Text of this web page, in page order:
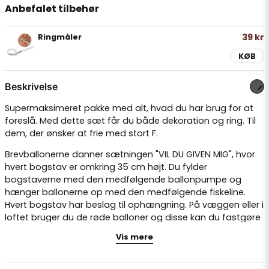
Anbefalet tilbehør
Ringmåler 39 kr
KØB
Beskrivelse
Supermaksimeret pakke med alt, hvad du har brug for at
foreslå. Med dette sæt får du både dekoration og ring. Til
dem, der ønsker at frie med stort F.
Brevballonerne danner sætningen "VIL DU GIVEN MIG", hvor
hvert bogstav er omkring 35 cm højt. Du fylder
bogstaverne med den medfølgende ballonpumpe og
hænger ballonerne op med den medfølgende fiskeline.
Hvert bogstav har beslag til ophængning. På væggen eller i
loftet bruger du de røde balloner og disse kan du fastgøre
spørgsmålet med de røde balloner for et ekstra effektivt
Vis mere